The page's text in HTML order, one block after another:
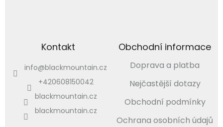
Kontakt
info@blackmountain.cz
+420608150042
blackmountain.cz
blackmountain.cz
Obchodní informace
Doprava a platba
Nejčastější dotazy
Obchodní podmínky
Ochrana osobních údajů